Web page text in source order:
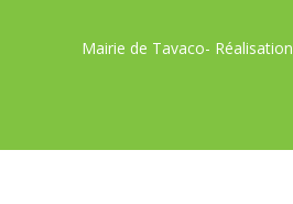
Mairie de Tavaco- Réalisation